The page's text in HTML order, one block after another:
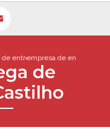
de entrega de documentos
empresa de entrega de
de